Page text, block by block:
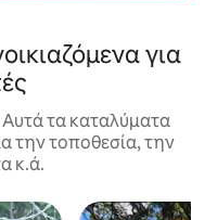
για
τα καταλύματα
την τοποθεσία, την
κ.ά.